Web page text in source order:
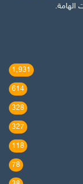
الهامة.
1٬931
614
328
327
118
78